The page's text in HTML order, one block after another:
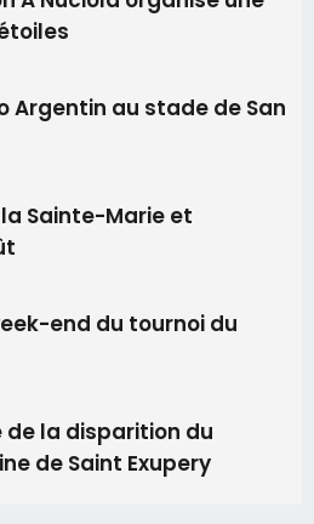
end du tournoi du
la disparition du
de Saint Exupery
Miss Corse 2026
pas avant 2081
Latino évacué en urgence